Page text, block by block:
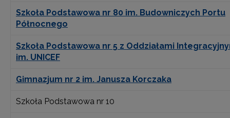
Szkoła Podstawowa nr 80 im. Budowniczych Portu
Północnego
Szkoła Podstawowa nr 5 z Oddziałami
im. UNICEF
Gimnazjum nr 2 im. Janusza Korczaka
Szkoła Podstawowa nr 10